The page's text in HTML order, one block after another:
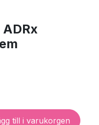
till i varukorgen